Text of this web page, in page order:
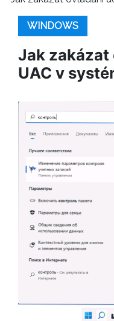
WINDOWS
Jak
UAC v